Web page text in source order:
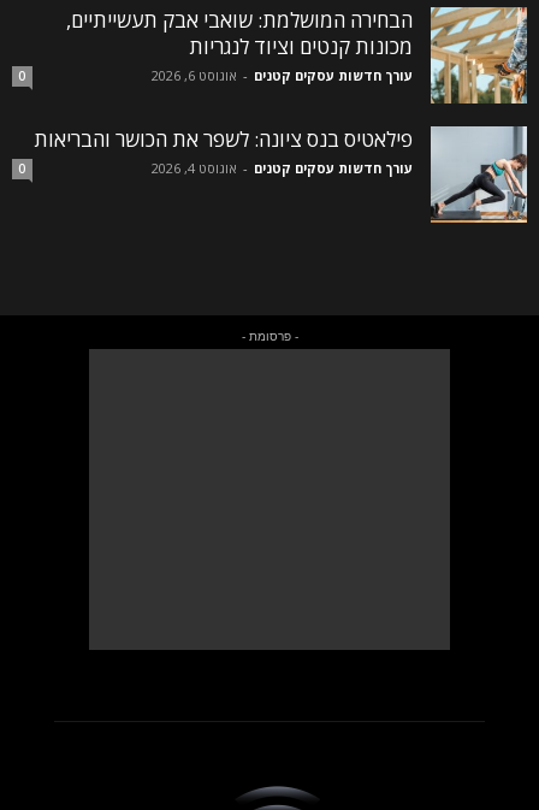
הבחירה המושלמת: שואבי אבק תעשייתיים,
מכונות קנטים וציוד לנגריות
עורך חדשות עסקים קטנים - אוגוסט 6, 2026 0
פילאטיס בנס ציונה: לשפר את הכושר והבריאות
עורך חדשות עסקים קטנים - אוגוסט 4, 2026 0
- פרסומת -